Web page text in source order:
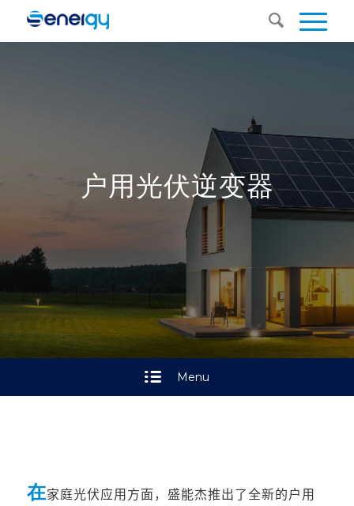
户用光伏逆变器
Menu
在家庭光伏应用方面，盛能杰推出了全新的户用